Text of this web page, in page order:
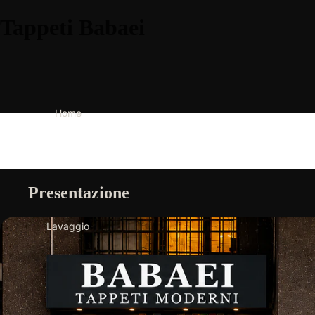
Home
Lavaggio
Presentazione